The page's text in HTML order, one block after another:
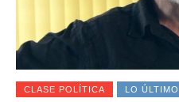
CLASE POLÍTICA LO ÚLTIMO